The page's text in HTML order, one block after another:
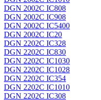
DGN 2002C IC808
DGN 2002C IC908
DGN 2002C IC5400
DGN 2002C IC20
DGN 2202C IC328
DGN 2202C IC830
DGN 2202C IC1030
DGN 2202C IC1028
DGN 2202C IC354
DGN 2202C IC1010
DGN 2202C IC308